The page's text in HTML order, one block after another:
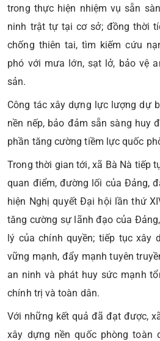
trong thực hiện nhiệm vụ sẵn
ninh trật tự tại cơ sở; đồng thời
chống thiên tai, tìm kiếm cứu
phó với mưa lớn, sạt lở, bảo vệ
sản.
Công tác xây dựng lực lượng dự
nền nếp, bảo đảm sẵn sàng huy
phần tăng cường tiềm lực quốc
Trong thời gian tới, xã Bà Nà tiếp
quan điểm, đường lối của Đảng,
hiện Nghị quyết Đại hội lần thứ
tăng cường sự lãnh đạo của
lý của chính quyền; tiếp tục xây
vững mạnh, đẩy mạnh tuyên
an ninh và phát huy sức mạnh
chính trị và toàn dân.
Với những kết quả đã đạt được,
xây dựng nền quốc phòng toàn